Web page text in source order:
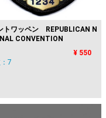
トワッペン REPUBLICAN N
CONVENTION
¥ 550
7